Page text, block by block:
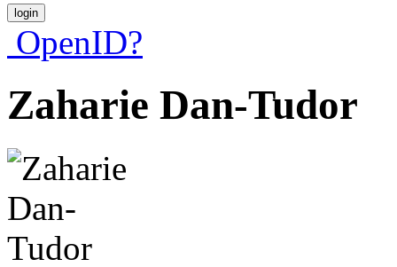
OpenID?
Zaharie Dan-Tudor